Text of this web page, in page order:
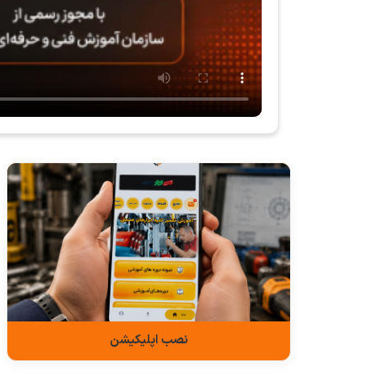
نصب اپلیکیشن